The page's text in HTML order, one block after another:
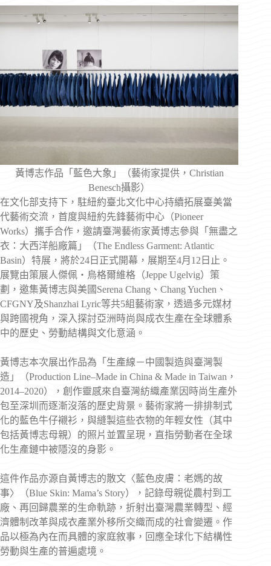
黃博志作品「藍色大象」（藝術家提供，Christian
Benesch攝影）
在文化部支持下，駐紐約臺北文化中心持續拓展臺美當
代藝術交流，首度與紐約先鋒藝術中心（Pioneer
Works）攜手合作，邀請臺灣藝術家黃博志參與「無盡之
衣：大西洋船廠篇」（The Endless Garment: Atlantic
Basin）特展，將於24日正式開幕，展期至4月12日止。
展覽由策展人傑佩・烏格爾維格（Jeppe Ugelvig）策
劃，邀集黃博志與美國Serena Chang、Chang Yuchen、
CFGNY及Shanzhai Lyric等共5組藝術家，透過多元媒材
與跨國視角，深入探討亞洲時尚與成衣生產在全球體系
中的歷史、勞動結構與文化意涵。
黃博志本次展出作品為「生產線－中國製造與臺灣製
造」（Production Line–Made in China & Made in Taiwan，
2014–2020），創作靈感來自臺灣紡織產業因時尚生產外
包至深圳而逐漸沒落的歷史背景。藝術家將一排排制式
化的藍色牛仔襯衫，與縫製這些衣物的年輕女性（其中
包括黃博志母親）的照片並置呈現，直指勞動者在全球
化生產鏈中被隱沒的身影。
這件作品亦源自黃博志的散文〈藍色皮膚：老媽的故
事〉（Blue Skin: Mama’s Story），記錄母親從農村到工
廠、再回歸農業的生命軌跡，折射出臺灣農業轉型、經
濟體制改革與成衣產業外移所交織而成的社會變遷。作
品以極為內在而具體的家庭敘事，回應全球化下結構性
勞動與生產的普遍處境。